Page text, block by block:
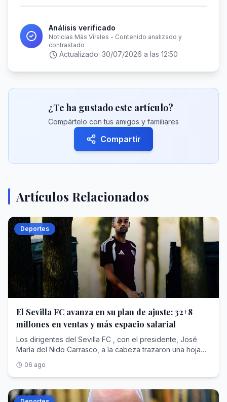
Análisis verificado
Noticias Más Virales - Contenido analizado y
contrastado
Actualizado: 30/07/2026 a las 12:50
¿Te ha gustado este artículo?
Compártelo con tus amigos y familiares
Compartir
Artículos Relacionados
Deportes
El Sevilla FC avanza en su plan de ajuste: 32+8
millones en ventas y más espacio salarial
Los dirigentes del Sevilla FC , con el presidente, José
María del Nido Carrasco, a la cabeza trazaron una hoja
como base la necesidad de conseguir plusvalías y abrir
espacio salarial para las inscripciones. La primera parte
del trabajo del nuevo director deportivo, José Ignacio
Navarro, ha estado influencia por esa obligación de
06 ago